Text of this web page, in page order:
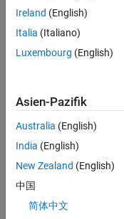
Given a
function
two
input
arguments
and
one
output,
create
Ireland (English)
Italia (Italiano)
Luxembourg (English)
Asien-Pazifik
Australia (English)
India (English)
New Zealand (English)
中国
简体中文